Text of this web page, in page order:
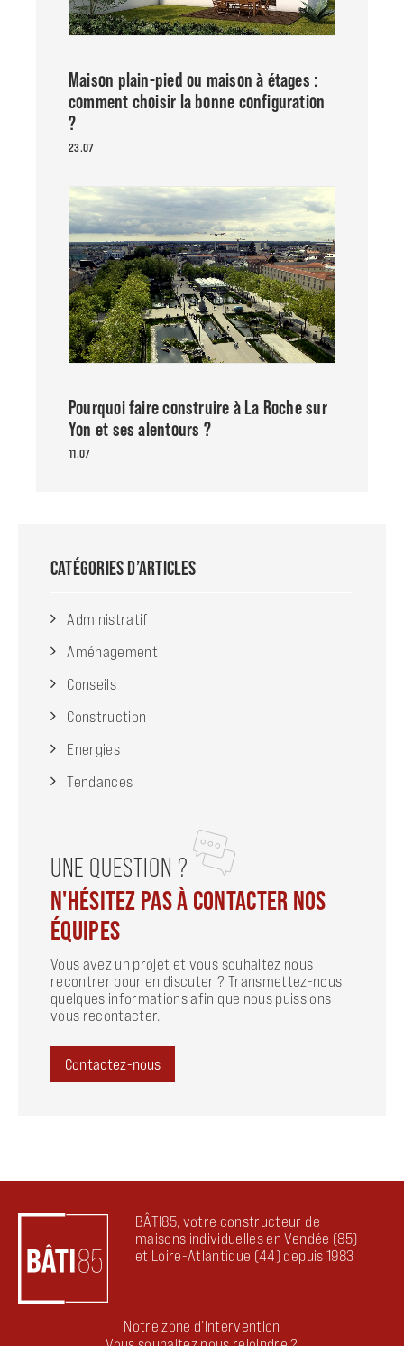
Maison plain-pied ou maison à étages :
comment choisir la bonne configuration
?
23.07
Pourquoi faire construire à La Roche sur
Yon et ses alentours ?
11.07
CATÉGORIES D’ARTICLES
Administratif
Aménagement
Conseils
Construction
Energies
Tendances
N'HÉSITEZ PAS À CONTACTER NOS
ÉQUIPES
UNE QUESTION ?
Vous avez un projet et vous souhaitez nous
recontrer pour en discuter ? Transmettez-nous
quelques informations afin que nous puissions
vous recontacter.
Contactez-nous
BÂTI85, votre constructeur de
maisons individuelles en Vendée (85)
et Loire-Atlantique (44) depuis 1983
Notre zone d’intervention